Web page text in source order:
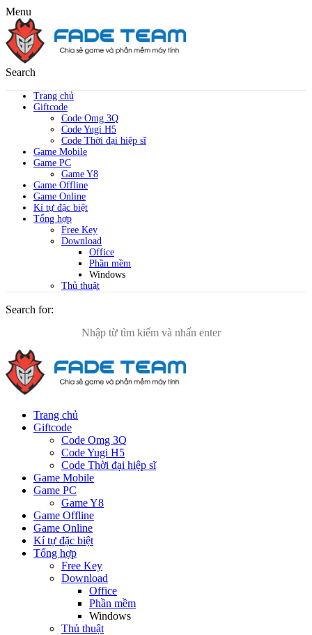
Menu
Search
Trang chủ
Giftcode
Code Omg 3Q
Code Yugi H5
Code Thời đại hiệp sĩ
Game Mobile
Game PC
Game Y8
Game Offline
Game Online
Kí tự đặc biệt
Tổng hợp
Free Key
Download
Office
Phần mềm
Windows
Thủ thuật
Search for:
Trang chủ
Giftcode
Code Omg 3Q
Code Yugi H5
Code Thời đại hiệp sĩ
Game Mobile
Game PC
Game Y8
Game Offline
Game Online
Kí tự đặc biệt
Tổng hợp
Free Key
Download
Office
Phần mềm
Windows
Thủ thuật